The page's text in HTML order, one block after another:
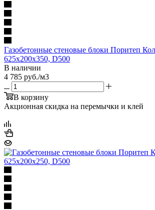
Газобетонные стеновые блоки Поритеп
625х200х350, D500
В наличии
4 785 руб./м3
В корзину
Акционная скидка на перемычки и клей